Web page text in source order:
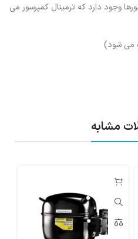
وجود دارد که ترمینال کمپرسور می
مشابه